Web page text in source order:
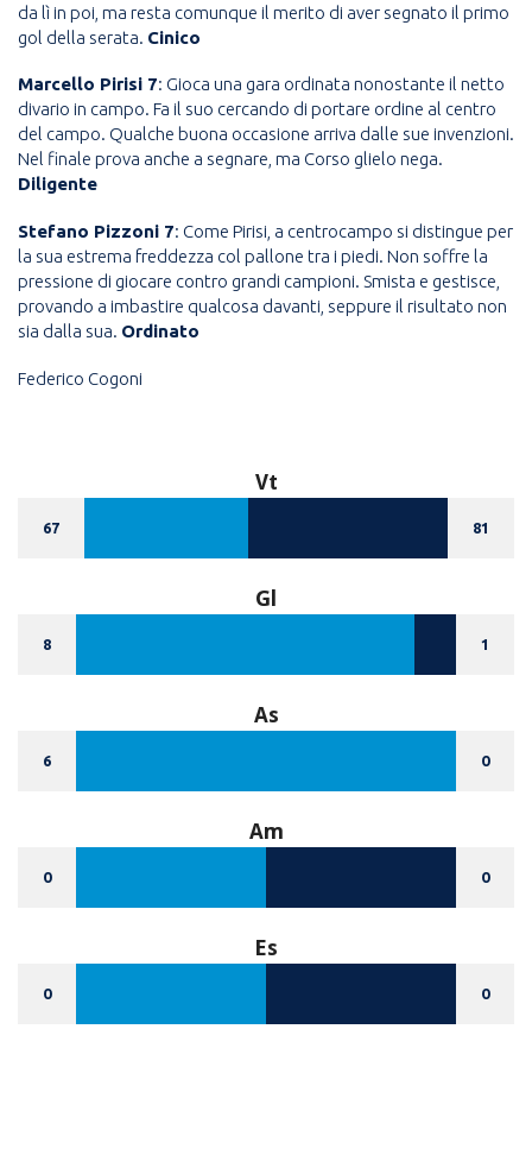
da lì in poi, ma resta comunque il merito di aver segnato il primo
gol della serata. Cinico
Marcello Pirisi 7: Gioca una gara ordinata nonostante il netto
divario in campo. Fa il suo cercando di portare ordine al centro
del campo. Qualche buona occasione arriva dalle sue invenzioni.
Nel finale prova anche a segnare, ma Corso glielo nega.
Diligente
Stefano Pizzoni 7: Come Pirisi, a centrocampo si distingue per
la sua estrema freddezza col pallone tra i piedi. Non soffre la
pressione di giocare contro grandi campioni. Smista e gestisce,
provando a imbastire qualcosa davanti, seppure il risultato non
sia dalla sua. Ordinato
Federico Cogoni
Vt
67 81
Gl
8 1
As
6 0
Am
0 0
Es
0 0